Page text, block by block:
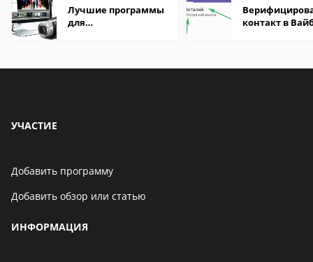
Лучшие программы
для
контакт в
УЧАСТИЕ
Добавить программу
Добавить обзор или статью
ИНФОРМАЦИЯ